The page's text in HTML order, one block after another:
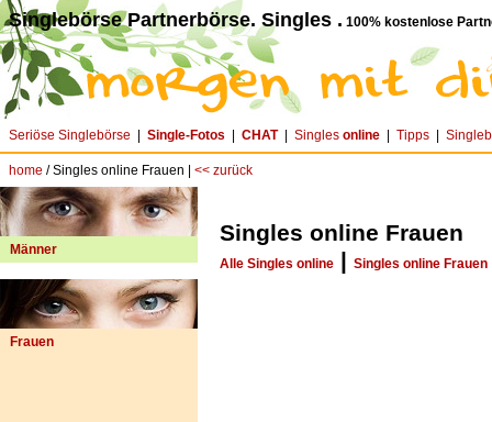
Singlebörse Partnerbörse. Singles . 100% kostenlose
Seriöse Singlebörse Single-Fotos CHAT| Singles online Tipps
home / Singles online Frauen | << zurück
Männer
Frauen
Singles online Frauen
Alle Singles online | Singles online Frauen